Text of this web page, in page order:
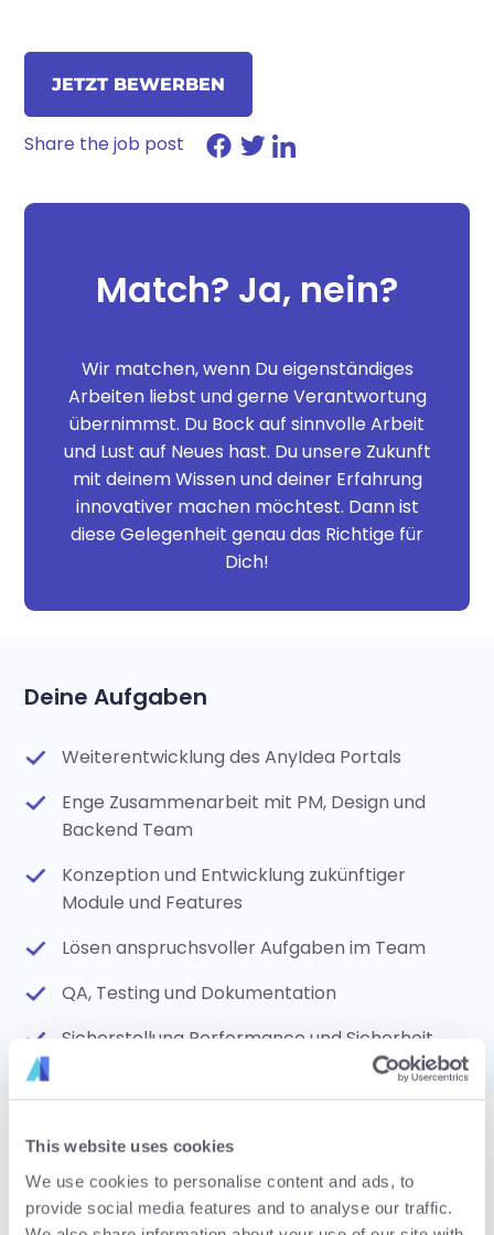
This website uses cookies
We use cookies to personalise content and ads, to
provide social media features and to analyse our traffic.
JETZT BEWERBEN
Share the job post
Match? Ja, nein?
Wir matchen, wenn Du eigenständiges
Arbeiten liebst und gerne Verantwortung
übernimmst. Du Bock auf sinnvolle Arbeit
und Lust auf Neues hast. Du unsere Zukunft
mit deinem Wissen und deiner Erfahrung
innovativer machen möchtest. Dann ist
diese Gelegenheit genau das Richtige für
Dich!
Deine Aufgaben
Weiterentwicklung des AnyIdea Portals
Enge Zusammenarbeit mit PM, Design und
Backend Team
Konzeption und Entwicklung zukünftiger
Module und Features
Lösen anspruchsvoller Aufgaben im Team
QA, Testing und Dokumentation
Sicherstellung Performance und Sicherheit
Bewirb Dich jetzt, wenn Du...
Erfahrung in der Entwicklung von Web